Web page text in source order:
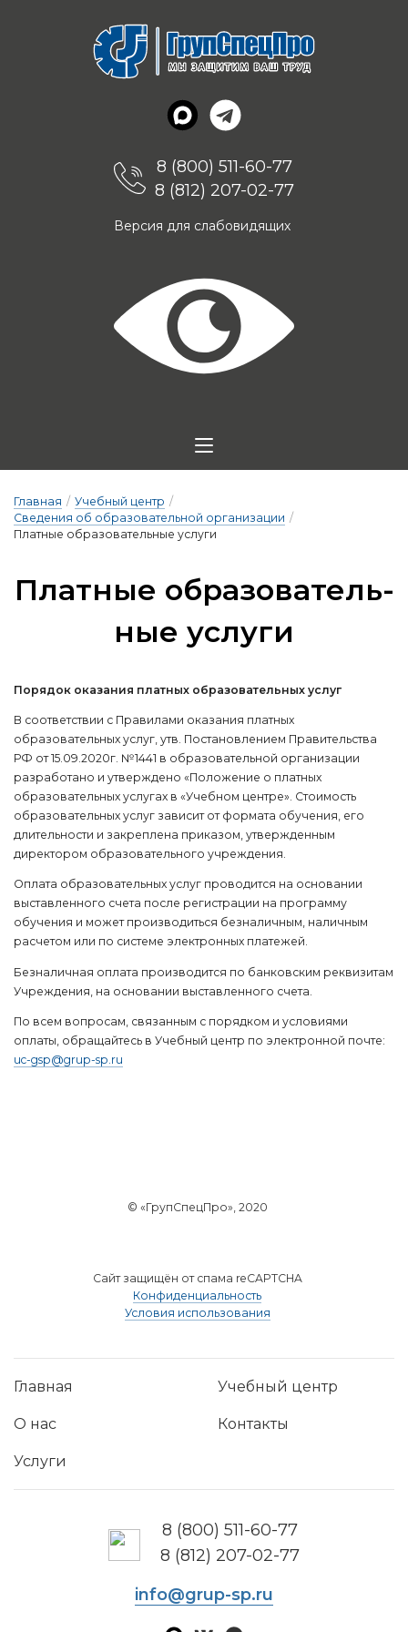
8 (800) 511-60-77
8 (812) 207-02-77
Версия для слабовидящих
Главная / Учебный центр /
Сведения об образовательной организации /
Платные образовательные услуги
Плат­ные об­ра­зо­ва­тель­
ные ус­лу­ги
Порядок оказания платных образовательных услуг
В соответствии с Правилами оказания платных
образовательных услуг, утв. Постановлением Правительства
РФ от 15.09.2020г. №1441 в образовательной организации
разработано и утверждено «Положение о платных
образовательных услугах в «Учебном центре». Стоимость
образовательных услуг зависит от формата обучения, его
длительности и закреплена приказом, утвержденным
директором образовательного учреждения.
Оплата образовательных услуг проводится на основании
выставленного счета после регистрации на программу
обучения и может производиться безналичным, наличным
расчетом или по системе электронных платежей.
Безналичная оплата производится по банковским реквизитам
Учреждения, на основании выставленного счета.
По всем вопросам, связанным с порядком и условиями
оплаты, обращайтесь в Учебный центр по электронной почте:
uc-gsp@grup-sp.ru
© «ГрупСпецПро», 2020
Сайт защищён от спама reCAPTCHA
Конфиденциальность
Условия использования
Главная
О нас
Услуги
Учебный центр
Контакты
8 (800) 511-60-77
8 (812) 207-02-77
info@grup-sp.ru